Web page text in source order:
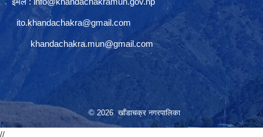
ito.khandachakra@gmail.com
khandachakra.mun@gmail.com
© 2026 खाँडाचक्र नगरपालिका
//